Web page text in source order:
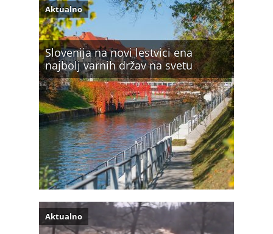
Slovenija na novi lestvici ena
najbolj varnih držav na svetu
Aktualno
Aktualno